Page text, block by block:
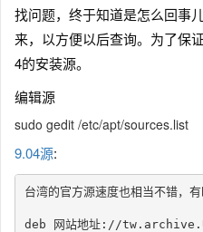
找问题，终于知道是怎么回事
来，以方便以后查询。为了保
4的安装源。
编辑源
sudo gedit /etc/apt/sources.list
9.04源:
台湾的官方源速度也相当不错，有
deb 网站地址://